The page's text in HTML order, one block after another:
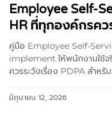
Employee Self-
HR ที่ทุกองค์กรคว
คู่มือ Employee Self-
implement ให้พนักงานใช้จ
ควรระวังเรื่อง PDPA สำห
มิถุนายน 12, 2026